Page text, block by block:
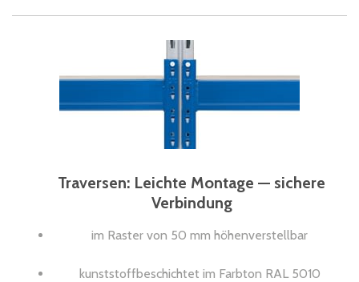
Traversen: Leichte Montage — sichere
Verbindung
im Raster von 50 mm höhenverstellbar
kunststoffbeschichtet im Farbton RAL 5010